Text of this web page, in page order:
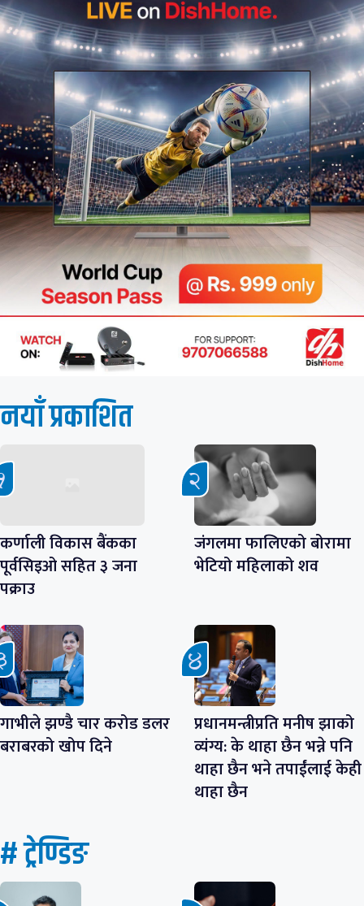
नयाँ प्रकाशित
कर्णाली विकास बैंकका
पूर्वसिइओ सहित ३ जना
पक्राउ
जंगलमा फालिएको बोरामा
भेटियो महिलाको शव
गाभीले झण्डै चार करोड डलर
बराबरको खोप दिने
प्रधानमन्त्रीप्रति मनीष झाको
व्यंग्य: के थाहा छैन भन्ने पनि
थाहा छैन भने तपाईंलाई केही
थाहा छैन
# ट्रेण्डिङ